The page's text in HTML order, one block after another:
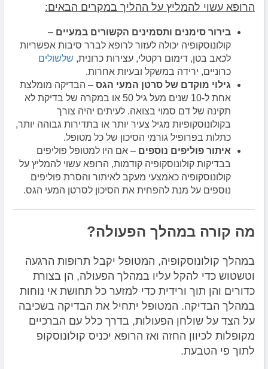
הרופא עשוי להמליץ על ההליך במקרים הבאים:
בירור סימנים ותסמינים הקשורים במעיים –
קולונוסקופיה יכולה לעזור לרופא לברר סיבות אפשריות
לכאב בטן, דימום רקטלי, עצירות כרונית, שלשולים
כרוניים, ירידה במשקל ובעיות אחרות.
גילוי מוקדם של סרטן המעי הגס – הבדיקה מומלצת
אחת ל-10 שנים מעל גיל 50 או במקרה של בדיקת לא
תקינה של דם סמוי בצואה. לעיתים יהיה צורך
בקולונוסקופיות מגיל צעיר יותר או בתדירות גבוהה יותר,
כתלות בפרופיל גורמי הסיכון של כל מטופל.
איתור פוליפים נוספים – אם היו למטופל פוליפים
בבדיקות קולונוסקופיה קודמות, הרופא עשוי להמליץ ​​על
קולונוסקופיה כאמצעי מעקב לאיתור והסרת פוליפים
נוספים על מנת להפחית את הסיכון לסרטן המעי הגס.
מה קורה במהלך הפעולה?
במהלך קולונוסקופיה, המטופל יקבל תרופות הרגעה
וטשטוש כדי להקל עליו במהלך הפעולה, הן בצורת
כדורים והן תוך ורידית כדי למזער כל תחושת אי נוחות
במהלך הבדיקה. המטופל יתחיל את הבדיקה בשכיבה
על הצד על שולחן הפעולות, בדרך כלל עם הברכיים
מקופלות לכיוון החזה ואז הרופא יכניס קולונוסקופ
לתוך פי הטבעת.